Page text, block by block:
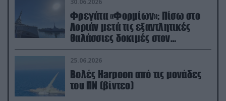
30.06.2026
Φρεγάτα «Φορμίων»: Πίσω στο
Λοριάν μετά τις εξαντλητικές
θαλάσσιες δοκιμές στον
απαιτητικό Βισκαϊκό
25.06.2026
Βολές Harpoon από τις μονάδες
του ΠΝ (βίντεο)